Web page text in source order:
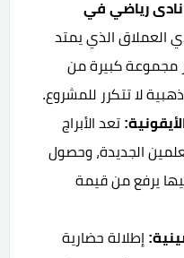
نادى رياضي في
العملاق الذي يمتد
مجموعة كبيرة من
لا تتكرر للمشروع.
تعد الأبراج
الجديدة، وحصول
يرفع من قيمة
إطلالة حضارية